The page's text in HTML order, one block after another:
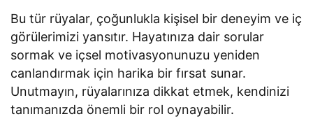
Bu tür rüyalar, çoğunlukla kişisel bir deneyim ve iç
görülerimizi yansıtır. Hayatınıza dair sorular
sormak ve içsel motivasyonunuzu yeniden
canlandırmak için harika bir fırsat sunar.
Unutmayın, rüyalarınıza dikkat etmek, kendinizi
tanımanızda önemli bir rol oynayabilir.